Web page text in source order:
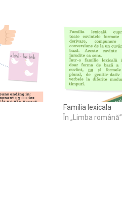
Familia lexicala
În „Limba română”